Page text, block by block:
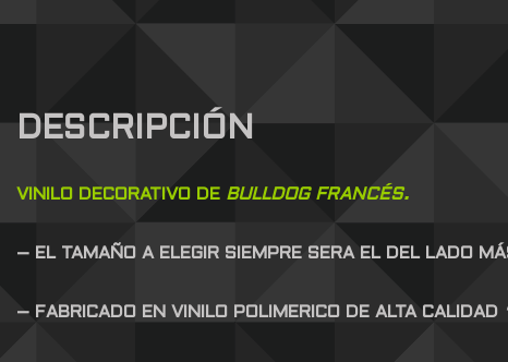
DESCRIPCIÓN
VINILO DECORATIVO DE BULLDOG FRANCÉS.
– EL TAMAÑO A ELEGIR SIEMPRE SERA EL DEL LADO
– FABRICADO EN VINILO POLIMERICO DE ALTA CALIDAD